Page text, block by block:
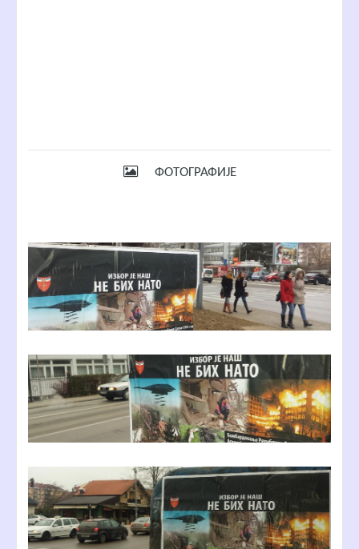
ФОТОГРАФИЈЕ